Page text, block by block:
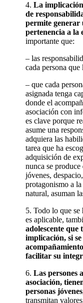
4.La
de
permite generar
pertenencia a la
importante que:
– las
cada persona que
– que cada
asignada tenga
donde el
asociación con
es clave porque
asume una
adquiera las
tarea que ha
adquisición de
nunca se produce
jóvenes,
protagonismo a
natural, asuman
5. Todo lo que se
es aplicable,
adolescente que
implicación, si
facilitar su
6.Las persones
asociación,
personas jóvenes
transmitan